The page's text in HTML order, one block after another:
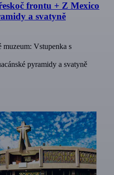
frontu + Z Mexico
a svatyně
Vstupenka s
pyramidy a svatyně